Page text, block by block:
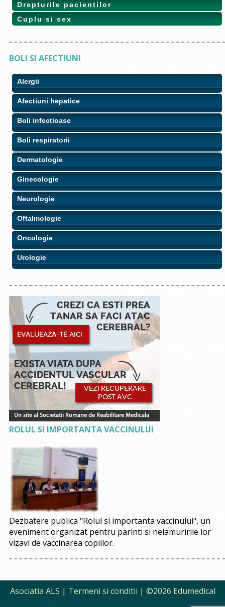
Drepturile pacientilor
Cuplu si sex
BOLI SI AFECTIUNI
Alergii
Afectiuni hepatice
Boli infectioase
Boli respiratorii
Dermatologie
Ginecologie
Neurologie
Oftalmologie
Oncologie
Urologie
ROLUL SI IMPORTANTA VACCINULUI
Dezbatere publica "Rolul si importanta vaccinului", un
eveniment organizat pentru parinti si nelamuririle lor
vizavi de vaccinarea copiilor.
Asociatia ALS | Termeni si conditii | ©2026 Edumedical